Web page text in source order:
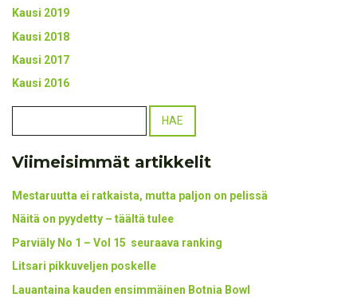
Kausi 2019
Kausi 2018
Kausi 2017
Kausi 2016
Viimeisimmät artikkelit
Mestaruutta ei ratkaista, mutta paljon on pelissä
Näitä on pyydetty – täältä tulee
Parviäly No 1 – Vol 15 seuraava ranking
Litsari pikkuveljen poskelle
Lauantaina kauden ensimmäinen Botnia Bowl